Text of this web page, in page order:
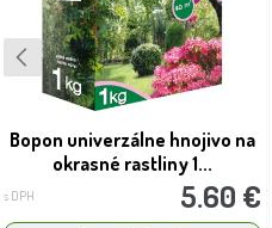
Bopon univerzálne hnojivo na
okrasné rastliny 1...
s DPH 5.60 €